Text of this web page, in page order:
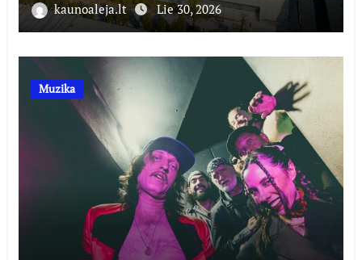
kaunoaleja.lt Lie 30, 2026
Muzika